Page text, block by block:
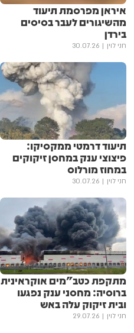
איראן מפרסמת תיעוד
מהשיגורים לעבר בסיסים
בירדן
חני לוין 30.07.26
תיעוד דרמטי ממקסיקו:
פיצוצי ענק במחסן זיקוקים
במחוז מורלוס
חני לוין 30.07.26
מתקפת כטב"מים אוקראינית
ברוסיה: מחסני ענק נפגעו
ובית זיקוק עלה באש
חני לוין 29.07.26